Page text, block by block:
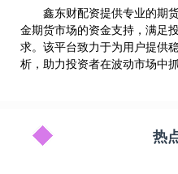
鑫东财配资提供专业的期
金期货市场的资金支持，满足
求。该平台致力于为用户提供
析，助力投资者在波动市场中抓
热